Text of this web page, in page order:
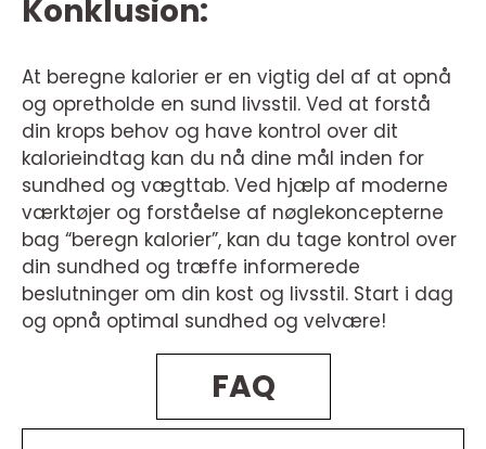
Konklusion:
At beregne kalorier er en vigtig del af at opnå
og opretholde en sund livsstil. Ved at forstå
din krops behov og have kontrol over dit
kalorieindtag kan du nå dine mål inden for
sundhed og vægttab. Ved hjælp af moderne
værktøjer og forståelse af nøglekoncepterne
bag “beregn kalorier”, kan du tage kontrol over
din sundhed og træffe informerede
beslutninger om din kost og livsstil. Start i dag
og opnå optimal sundhed og velvære!
FAQ